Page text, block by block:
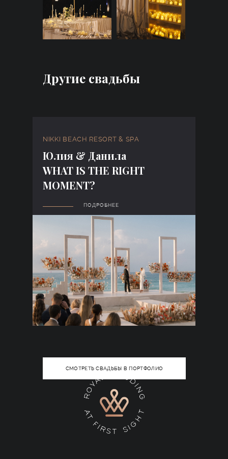
Другие свадьбы
NIKKI BEACH RESORT & SPA
Юлия & Данила
WHAT IS THE RIGHT
MOMENT?
ПОДРОБНЕЕ
СМОТРЕТЬ СВАДЬБЫ В ПОРТФОЛИО